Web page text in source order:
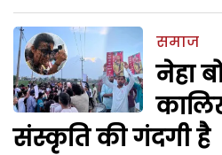
समाज
नेहा
संस्कृति की गंदगी है